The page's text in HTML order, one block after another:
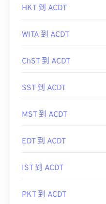
HKT 到 ACDT
WITA 到 ACDT
ChST 到 ACDT
SST 到 ACDT
MST 到 ACDT
EDT 到 ACDT
IST 到 ACDT
PKT 到 ACDT